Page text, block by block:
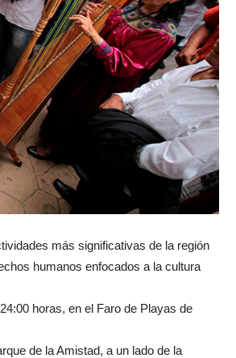
más significativas de la región
humanos enfocados a la cultura
horas, en el Faro de Playas de
de la Amistad, a un lado de la